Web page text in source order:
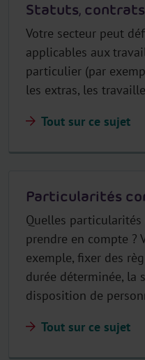
Statuts,
Votre secteur peut
applicables aux
particulier (par
les extras, les
Tout sur ce sujet
Particularités
Quelles
prendre en compte ?
exemple, fixer des
durée déterminée, la
disposition de
Tout sur ce sujet